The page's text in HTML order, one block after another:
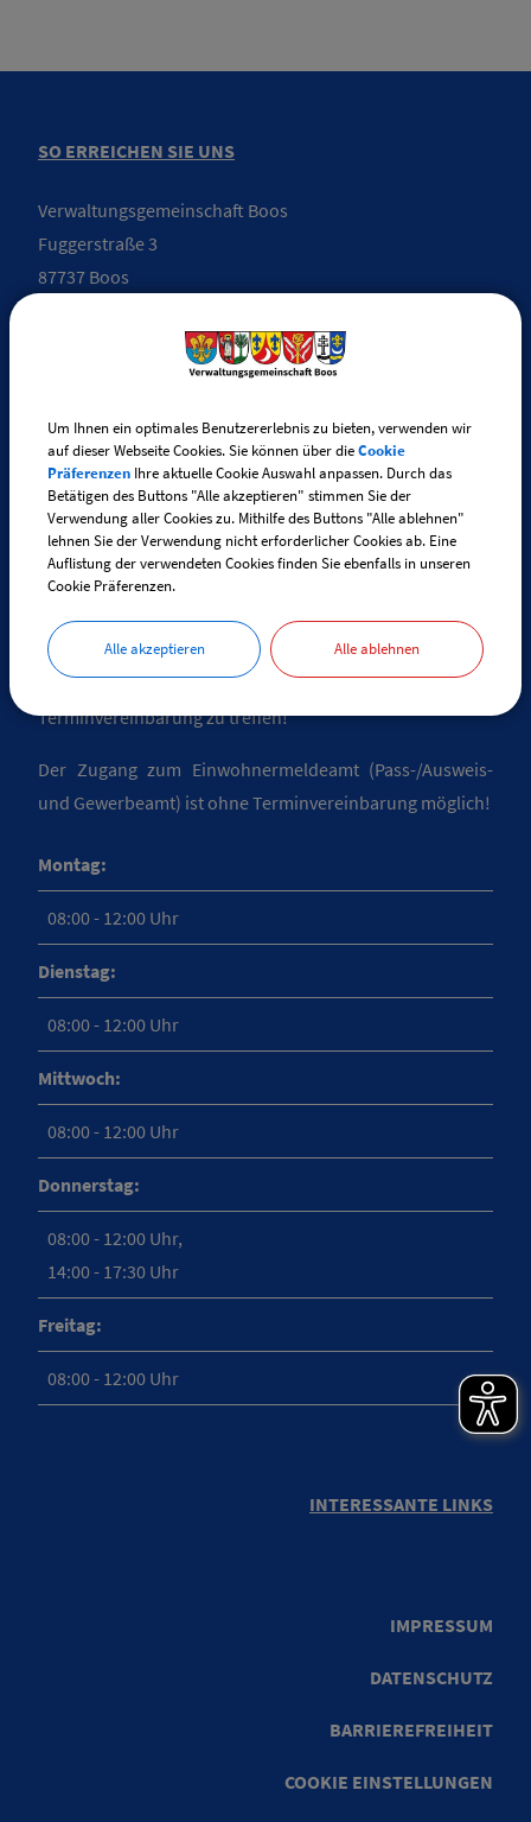
SO ERREICHEN SIE UNS
Verwaltungsgemeinschaft Boos
Fuggerstraße 3
87737 Boos
+49 (0) 83 35 / 98 29 - 0
Telefax: +49 (0) 83 35 / 98 29 - 30
E-Mail:
info@vg-boos.de
BayernPortal - Sicheres Kontaktformular
ÖFFNUNGSZEITEN
Für Angelegenheiten, die das Standes-, Renten- und
Friedhofsamt betreffen, wird empfohlen eine vorherige
Terminvereinbarung zu treffen!
Der Zugang zum Einwohnermeldeamt (Pass-/Ausweis-
und Gewerbeamt) ist ohne Terminvereinbarung möglich!
Montag:
08:00 - 12:00 Uhr
Dienstag:
08:00 - 12:00 Uhr
Mittwoch:
08:00 - 12:00 Uhr
Donnerstag:
08:00 - 12:00 Uhr,
14:00 - 17:30 Uhr
Freitag:
08:00 - 12:00 Uhr
INTERESSANTE LINKS
IMPRESSUM
DATENSCHUTZ
BARRIEREFREIHEIT
COOKIE EINSTELLUNGEN
Um Ihnen ein optimales Benutzererlebnis zu bieten, verwenden wir
auf dieser Webseite Cookies. Sie können über dieCookie
Präferenzen Ihre aktuelle Cookie Auswahl anpassen. Durch das
Betätigen des Buttons "Alle akzeptieren" stimmen Sie der
Verwendung aller Cookies zu. Mithilfe des Buttons "Alle ablehnen"
lehnen Sie der Verwendung nicht erforderlicher Cookies ab. Eine
Auflistung der verwendeten Cookies finden Sie ebenfalls in unseren
Cookie Präferenzen.
Alle akzeptieren Alle ablehnen